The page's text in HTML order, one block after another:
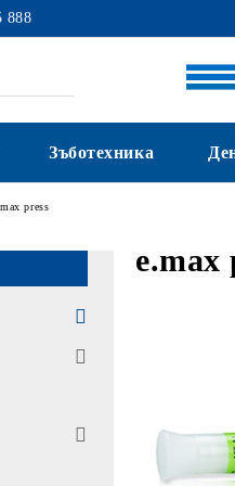
888
Зъботехника
press
e.max